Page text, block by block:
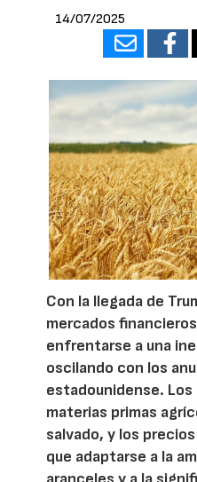
14/07/2025
Con la llegada de
mercados
enfrentarse a una
oscilando con los
estadounidense. Los
materias primas
salvado, y los
que adaptarse a la